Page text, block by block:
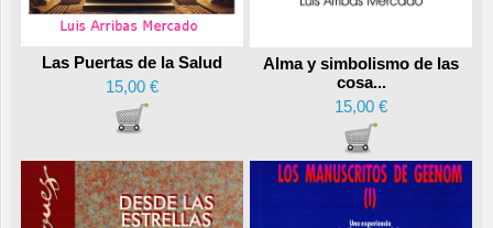
Las Puertas de la Salud
15,00 €
Alma y simbolismo de las
cosa...
15,00 €